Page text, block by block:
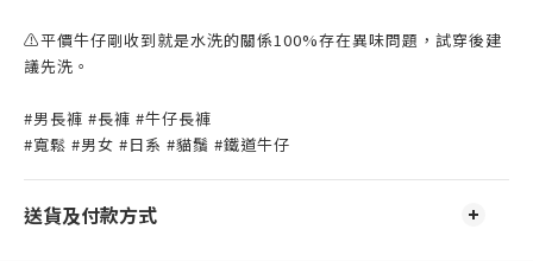
⚠️平價牛仔剛收到就是水洗的關係100%存在異味問題，試穿後建
議先洗。
#男長褲 #長褲 #牛仔長褲
#寬鬆 #男女 #日系 #貓鬚 #鐵道牛仔
送貨及付款方式